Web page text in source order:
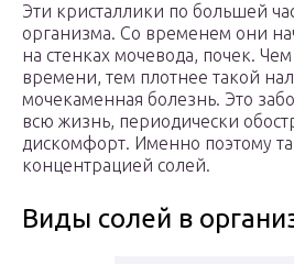
Эти кристаллики по большей
организма. Со временем они
на стенках мочевода, почек.
времени, тем плотнее такой
мочекаменная болезнь. Это
всю жизнь, периодически
дискомфорт. Именно поэтому
концентрацией солей.
Виды солей в